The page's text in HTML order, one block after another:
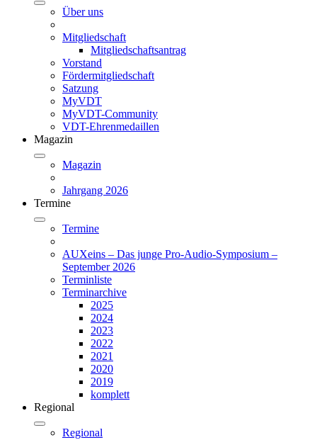
Über uns
Mitgliedschaft
Mitgliedschaftsantrag
Vorstand
Fördermitgliedschaft
Satzung
MyVDT
MyVDT-Community
VDT-Ehrenmedaillen
Magazin
Magazin
Jahrgang 2026
Termine
Termine
AUXeins – Das junge Pro-Audio-Symposium –
September 2026
Terminliste
Terminarchive
2025
2024
2023
2022
2021
2020
2019
komplett
Regional
Regional